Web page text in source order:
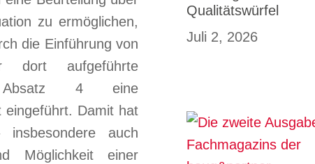
zu ermöglichen,
die Einführung von
aufgeführte
Absatz 4 eine
eingeführt. Damit hat
auch
Möglichkeit einer
Qualitätswürfel
Juli 2, 2026